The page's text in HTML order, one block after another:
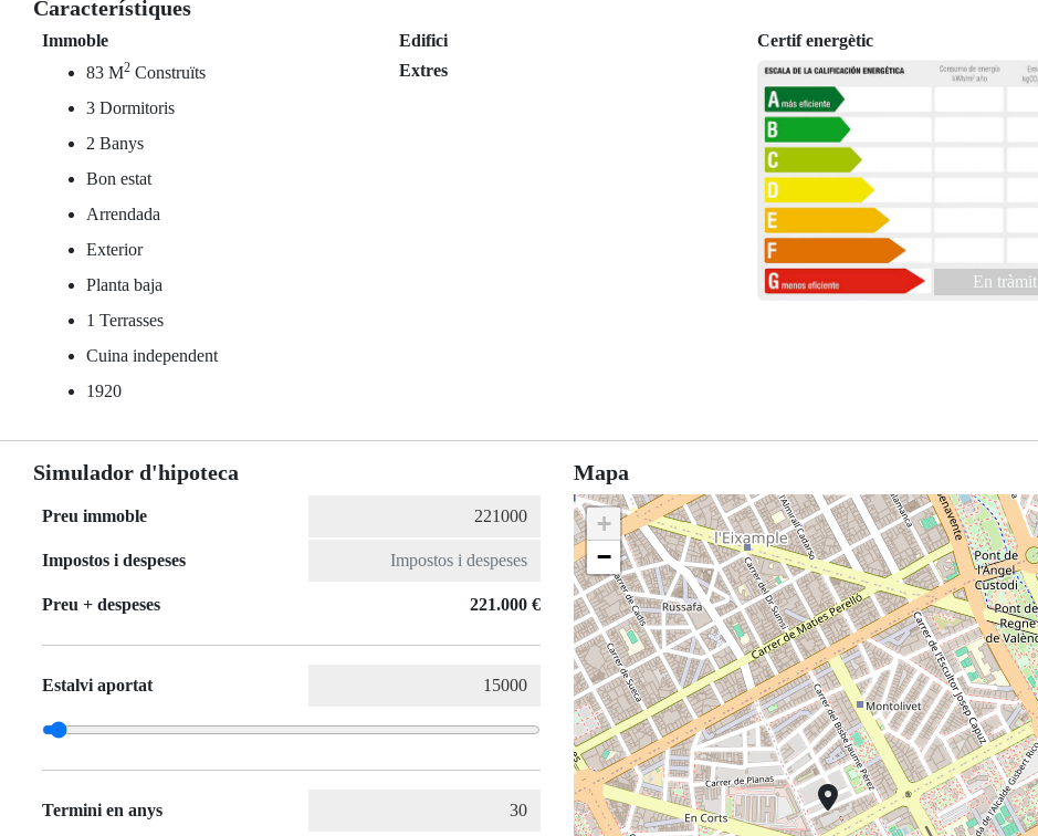
Característiques
Immoble
83 M2 Construïts
3 Dormitoris
2 Banys
Bon estat
Arrendada
Exterior
Planta baja
1 Terrasses
Cuina independent
1920
Edifici
Extres
Certif energètic
En tràmit
Simulador d'hipoteca
Preu immoble
Impostos i despeses
Preu + despeses 221.000 €
Estalvi aportat
Termini en anys
Mapa
+
−